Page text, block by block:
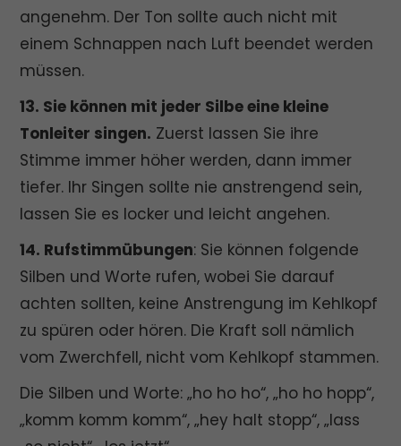
angenehm. Der Ton sollte auch nicht mit
einem Schnappen nach Luft beendet werden
müssen.
13. Sie können mit jeder Silbe eine kleine
Tonleiter singen. Zuerst lassen Sie ihre
Stimme immer höher werden, dann immer
tiefer. Ihr Singen sollte nie anstrengend sein,
lassen Sie es locker und leicht angehen.
14. Rufstimmübungen: Sie können folgende
Silben und Worte rufen, wobei Sie darauf
achten sollten, keine Anstrengung im Kehlkopf
zu spüren oder hören. Die Kraft soll nämlich
vom Zwerchfell, nicht vom Kehlkopf stammen.
Die Silben und Worte: „ho ho ho“, „ho ho hopp“,
„komm komm komm“, „hey halt stopp“, „lass